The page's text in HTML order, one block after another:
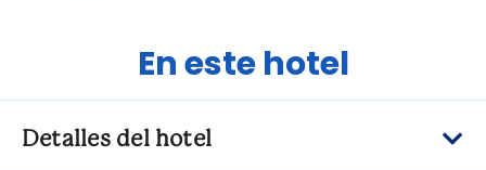
En este hotel
Detalles del hotel